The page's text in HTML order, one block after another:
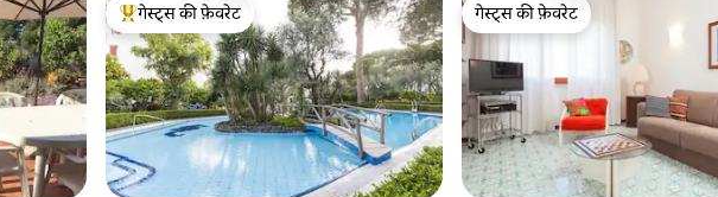
गेस्ट्स का टॉप फ़ेवरेट
गेस्ट्स की फ़ेवरेट
गेस्ट्स की फ़ेवरेट
गेस्ट्स की फ़ेवरेट